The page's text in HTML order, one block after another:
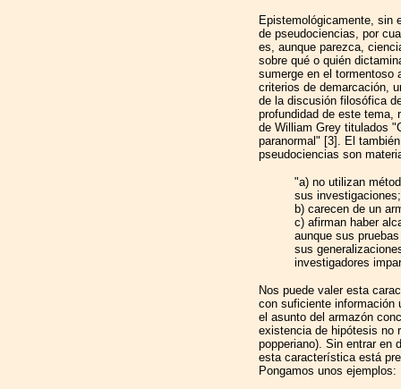
Epistemológicamente, sin
de pseudociencias, por
es, aunque parezca,
sobre qué o quién
sumerge en el tormentoso
criterios de demarcación,
de la discusión filosófica
profundidad de este tema,
de William Grey titulados
paranormal" [3]. El
pseudociencias son
"a) no utilizan
sus investigaciones;
b) carecen de un
c) afirman haber
aunque sus
sus
investigadores
Nos puede valer esta
con suficiente información
el asunto del armazón
existencia de hipótesis no
popperiano). Sin entrar en
esta característica está
Pongamos unos ejemplos: